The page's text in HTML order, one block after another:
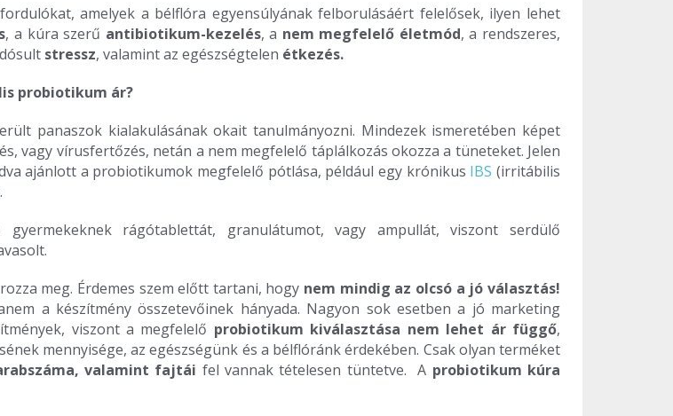
amelyek a bélflóra egyensúlyának felborulásáért felelősek, ilyen lehet
, a kúra szerű antibiotikum-kezelés, a nem megfelelő életmód, a rendszeres,
stressz, valamint az egészségtelen étkezés.
probiotikum ár?
panaszok kialakulásának okait tanulmányozni. Mindezek ismeretében képet
vagy vírusfertőzés, netán a nem megfelelő táplálkozás okozza a tüneteket. Jelen
ajánlott a probiotikumok megfelelő pótlása, például egy krónikus IBS (irritábilis
rágótablettát, granulátumot, vagy ampullát, viszont serdülő
meg. Érdemes szem előtt tartani, hogy nem mindig az olcsó a jó választás!
a készítmény összetevőinek hányada. Nagyon sok esetben a jó marketing
viszont a megfelelő probiotikum kiválasztása nem lehet ár függő,
mennyisége, az egészségünk és a bélflóránk érdekében. Csak olyan terméket
valamint fajtái fel vannak tételesen tüntetve. A probiotikum kúra